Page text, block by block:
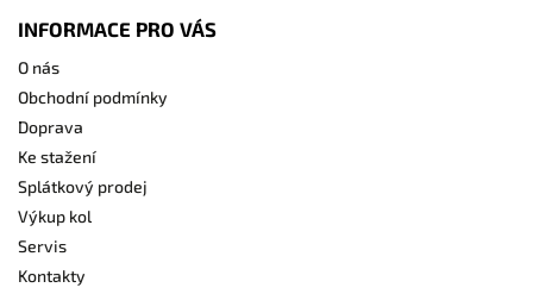
INFORMACE PRO VÁS
O nás
Obchodní podmínky
Doprava
Ke stažení
Splátkový prodej
Výkup kol
Servis
Kontakty